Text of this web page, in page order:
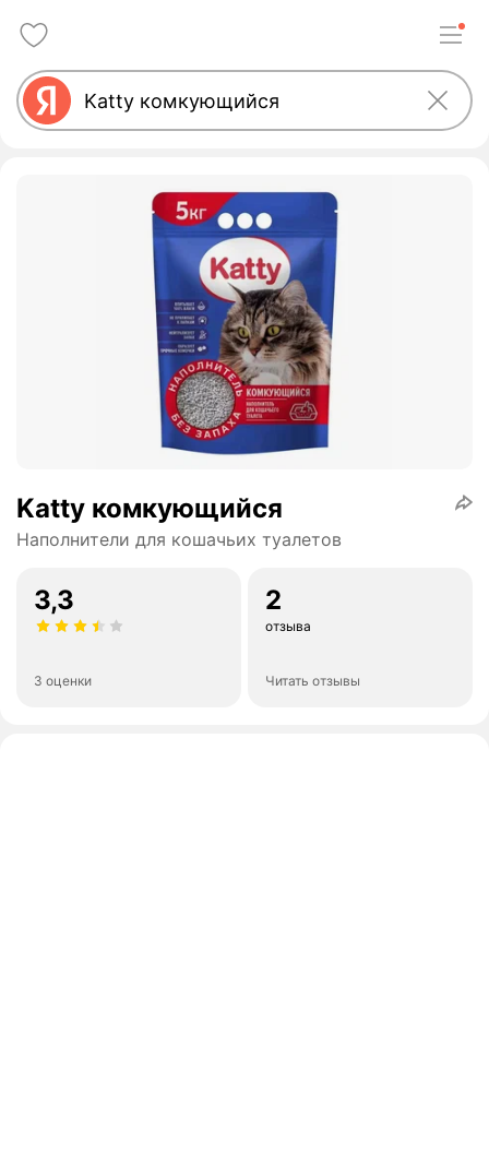
Katty комкующийся
Наполнители для кошачьих туалетов
3,3
3 оценки
2
отзыва
Читать отзывы